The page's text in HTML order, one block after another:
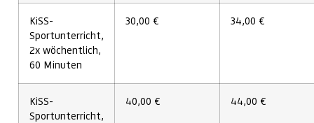
KiSS-
Sportunterricht,
2x wöchentlich,
60 Minuten
30,00 € 34,00 €
KiSS-
Sportunterricht,
40,00 € 44,00 €